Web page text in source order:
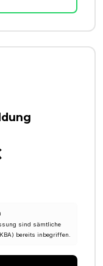
sind sämtliche
bereits inbegriffen.